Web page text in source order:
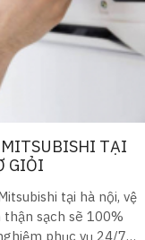
TẠI
GIỎI
tại hà nội, vệ
sạch sẽ 100%
phục vụ 24/7